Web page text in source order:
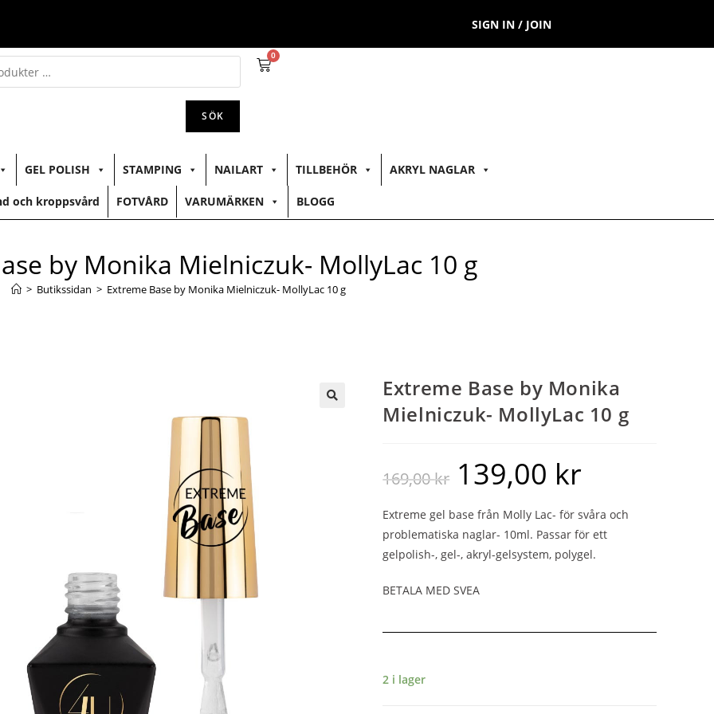
SIGN IN / JOIN
SÖK
0
GEL POLISH STAMPING NAILART TILLBEHÖR AKRYL NAGLAR
och kroppsvård FOTVÅRD VARUMÄRKEN BLOGG
by Monika Mielniczuk- MollyLac 10 g
> Butikssidan > Extreme Base by Monika Mielniczuk- MollyLac 10 g
Extreme Base by Monika
Mielniczuk- MollyLac 10 g
169,00kr 139,00 kr
Extreme gel base från Molly Lac- för svåra och
problematiska naglar- 10ml. Passar för ett
gelpolish-, gel-, akryl-gelsystem, polygel.
BETALA MED SVEA
2 i lager